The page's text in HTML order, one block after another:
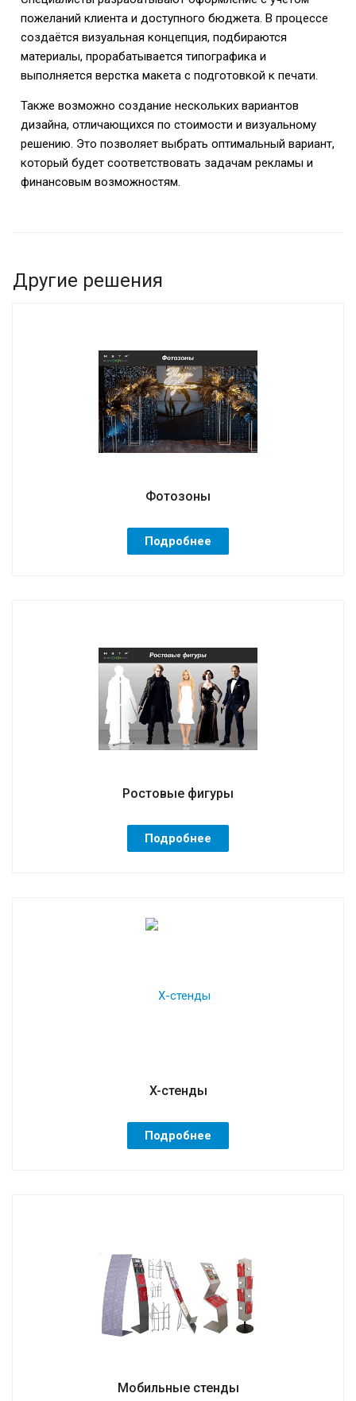
пожеланий клиента и доступного бюджета. В процессе
создаётся визуальная концепция, подбираются
материалы, прорабатывается типографика и
выполняется верстка макета с подготовкой к печати.
Также возможно создание нескольких вариантов
дизайна, отличающихся по стоимости и визуальному
решению. Это позволяет выбрать оптимальный вариант,
который будет соответствовать задачам рекламы и
финансовым возможностям.
Другие решения
Фотозоны
Подробнее
Ростовые фигуры
Подробнее
X-стенды
Подробнее
Мобильные стенды